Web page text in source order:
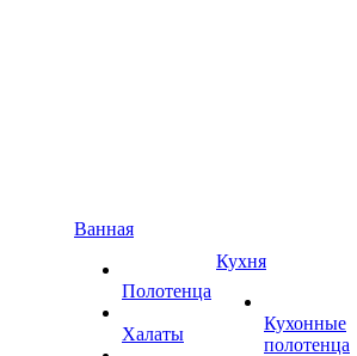
Ванная
Полотенца
Халаты
Кухня
Кухонные
полотенца